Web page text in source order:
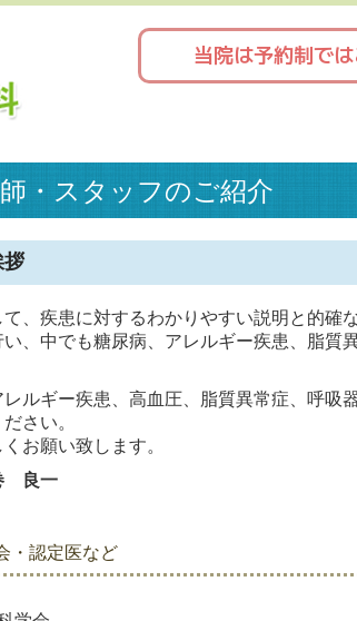
当院は予約制では
・スタッフのご紹介
拶
、疾患に対するわかりやすい説明と的確
、中でも糖尿病、アレルギー疾患、脂質
ルギー疾患、高血圧、脂質異常症、呼吸
さい。
お願い致します。
良一
・認定医など